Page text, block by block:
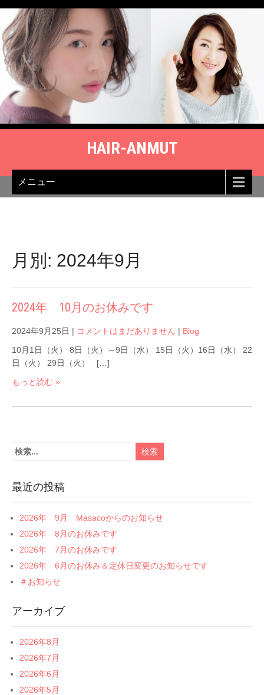
content
HAIR-ANMUT
メニュー
月別: 2024年9月
2024年 10月のお休みです
2024年9月25日 | コメントはまだありません | Blog
10月1日（火） 8日（火）～9日（水） 15日（火）16日（水） 22
日（火） 29日（火） […]
もっと読む »
最近の投稿
2026年 9月 Masacoからのお知らせ
2026年 8月のお休みです
2026年 7月のお休みです
2026年 6月のお休み＆定休日変更のお知らせです
＃お知らせ
アーカイブ
2026年8月
2026年7月
2026年6月
2026年5月